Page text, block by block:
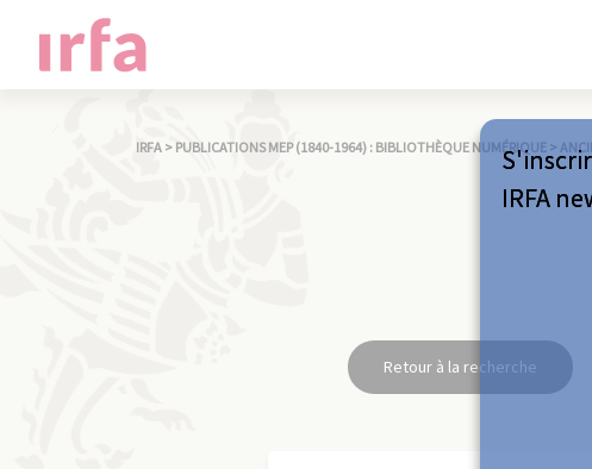
IRFA > PUBLICATIONS MEP (1840-1964) : BIBLIOTHÈQUE NUMÉRIQUE >
Retour à la recherche
IRFA